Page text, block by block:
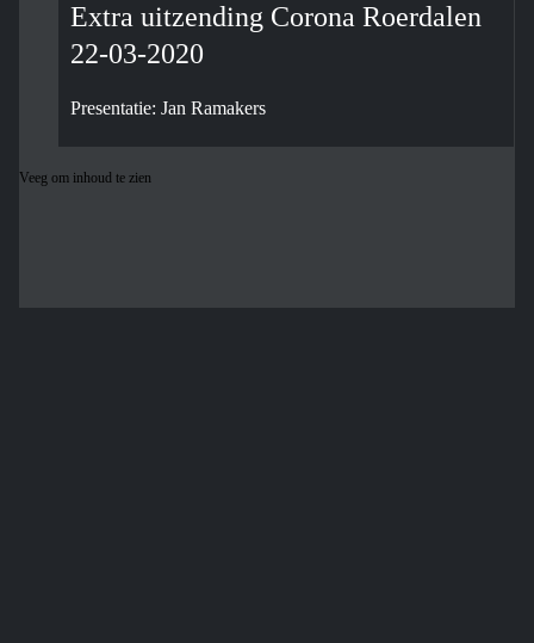
Extra uitzending Corona Roerdalen
22-03-2020
Presentatie: Jan Ramakers
Veeg om inhoud te zien